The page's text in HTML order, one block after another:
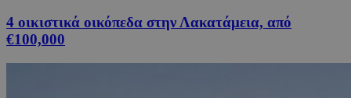
4 οικιστικά οικόπεδα στην Λακατάμεια, από
€100,000